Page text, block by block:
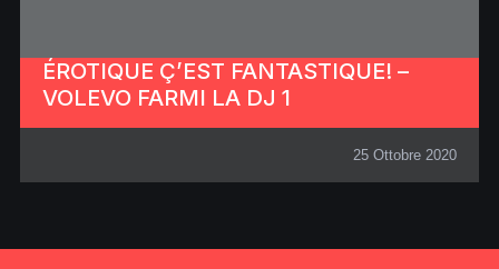
ÉROTIQUE Ç’EST FANTASTIQUE! –
VOLEVO FARMI LA DJ 1
25 Ottobre 2020